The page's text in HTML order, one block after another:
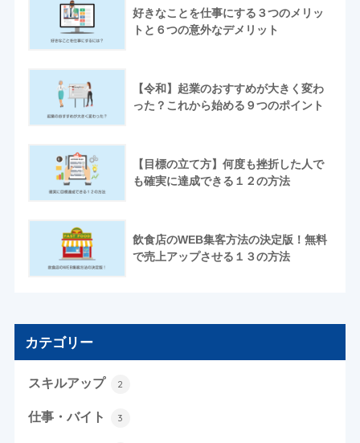
好きなことを仕事にする３つのメリッ
トと６つの意外なデメリット
【令和】起業のおすすめが大きく変わ
った？これから始める９つのポイント
【目標の立て方】何度も挫折した人で
も確実に達成できる１２の方法
飲食店のWEB集客方法の決定版！無料
で売上アップさせる１３の方法
カテゴリー
スキルアップ 2
仕事・バイト 3